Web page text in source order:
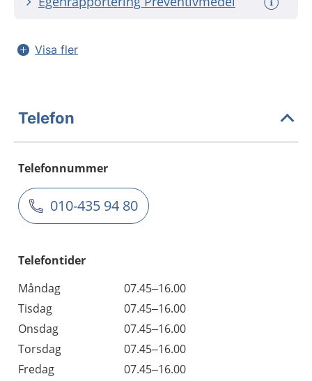
Visa fler
Telefon
Telefonnummer
010-435 94 80
Telefontider
Måndag
07.45–16.00
Tisdag
07.45–16.00
Onsdag
07.45–16.00
Torsdag
07.45–16.00
Fredag
07.45–16.00